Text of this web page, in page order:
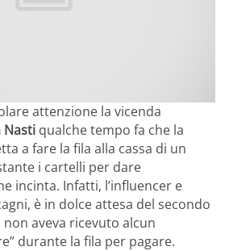
attenzione la vicenda
Nasti qualche tempo fa che la
a fare la fila alla cassa di un
i cartelli per dare
incinta. Infatti, l’influencer e
è in dolce attesa del secondo
aveva ricevuto alcun
durante la fila per pagare.